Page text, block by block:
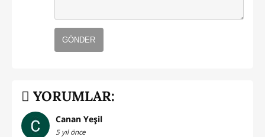
GÖNDER
YORUMLAR:
Canan Yeşil
5 yıl önce